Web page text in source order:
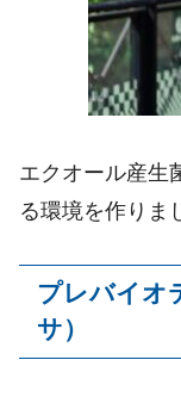
エクオール産生
る環境を作りま
プレバイオ
サ）